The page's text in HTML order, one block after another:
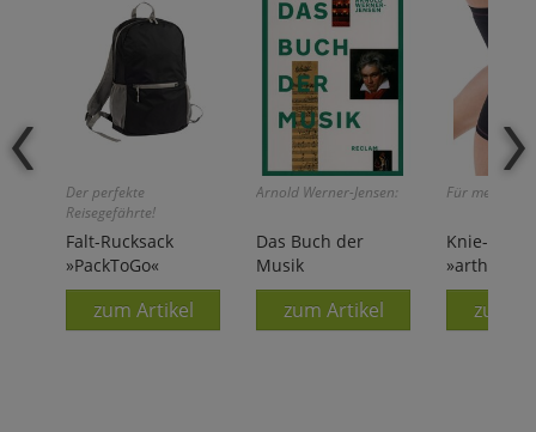
Der perfekte
Reisegefährte!
Falt-Rucksack
»PackToGo«
zum Artikel
Arnold Werner-Jensen:
Das Buch der
Musik
zum Artikel
Für mehr
Knie-
zum